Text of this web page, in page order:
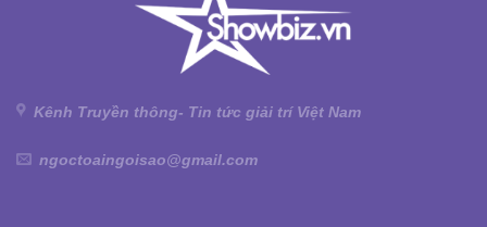
Kênh Truyền thông- Tin tức giải trí Việt Nam
ngoctoaingoisao@gmail.com